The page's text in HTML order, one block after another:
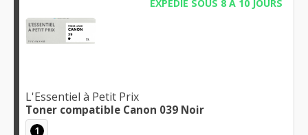
EXPÉDIÉ SOUS 8 À 10 JOURS
L'Essentiel à Petit Prix
Toner compatible Canon 039 Noir
1